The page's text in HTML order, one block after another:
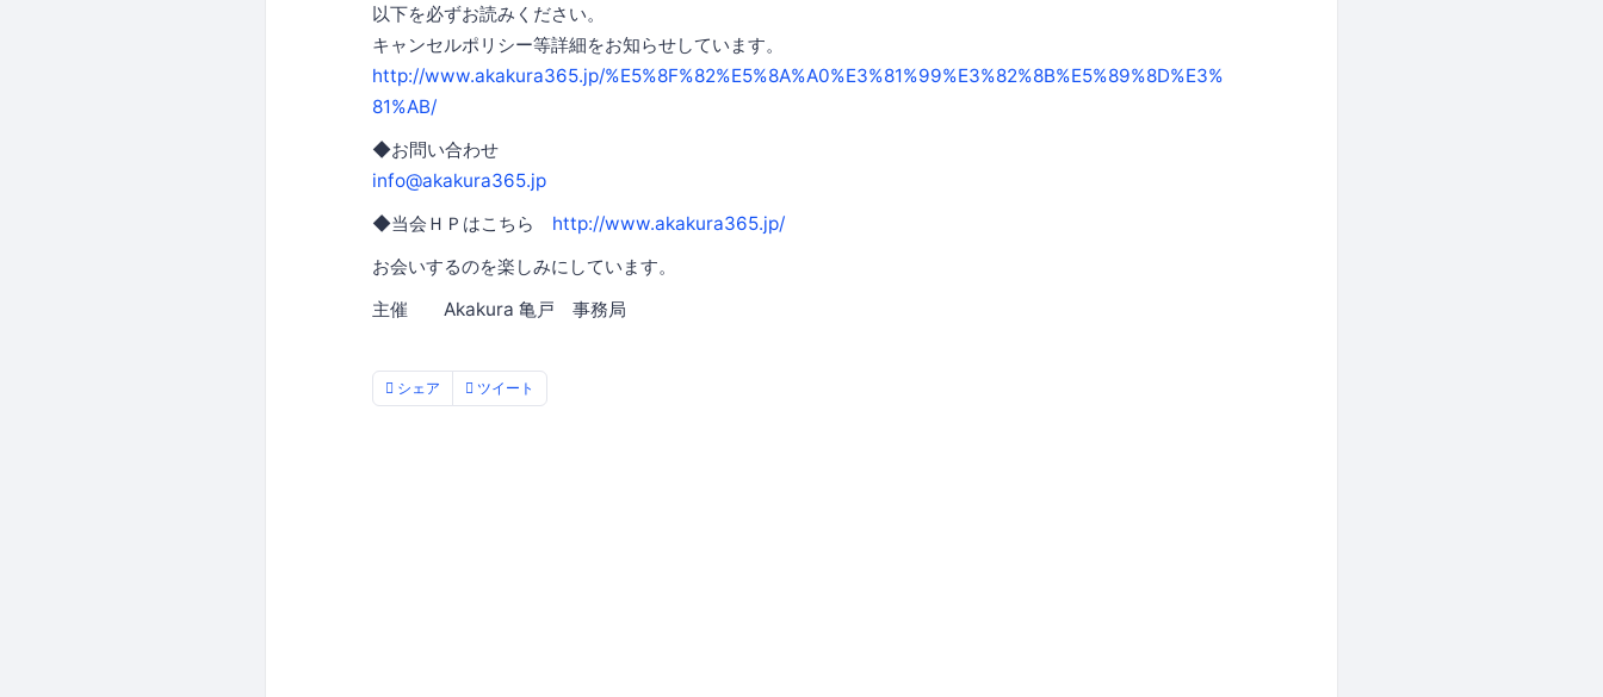
以下を必ずお読みください。
キャンセルポリシー等詳細をお知らせしています。
http://www.akakura365.jp/%E5%8F%82%E5%8A%A0%E3%81%99%E3%82%8B%E5%89%8D%E3%
81%AB/
◆お問い合わせ
info@akakura365.jp
◆当会ＨＰはこちら http://www.akakura365.jp/
お会いするのを楽しみにしています。
主催 Akakura 亀戸 事務局
シェア ツイート